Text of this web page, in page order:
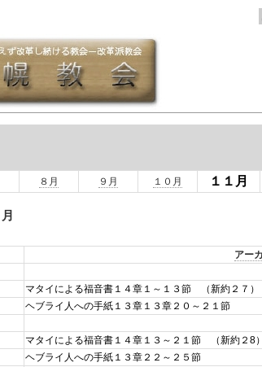
８月 ９月 １０月 １１月
月
アー
マタイによる福音書１４章１～１３節 （新約２７）
ヘブライ人への手紙１３章１３章２０～２１節
マタイによる福音書１４章１３～２１節 （新約２8）
ヘブライ人への手紙１３章２２～２５節